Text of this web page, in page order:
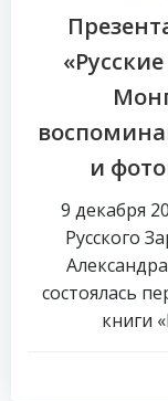
и
9 декабря
Русского
состоялась
книги